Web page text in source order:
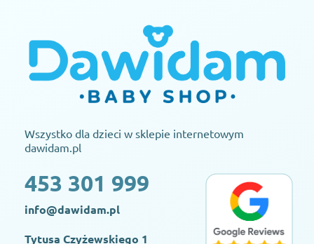
Wszystko dla dzieci w sklepie internetowym
dawidam.pl
453 301 999
info@dawidam.pl
Tytusa Czyżewskiego 1